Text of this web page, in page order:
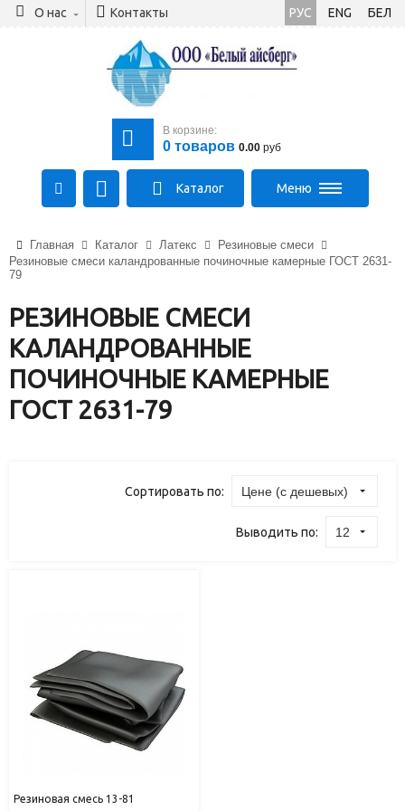
О нас Контакты РУС ENG БЕЛ
В корзине:
0 товаров 0.00 руб
+375 (29) 710-23-43
Каталог Меню
Главная Каталог Латекс
Резиновые смеси
Резиновые смеси каландрованные починочные камерные ГОСТ 2631-
79
РЕЗИНОВЫЕ СМЕСИ
КАЛАНДРОВАННЫЕ
ПОЧИНОЧНЫЕ КАМЕРНЫЕ
ГОСТ 2631-79
Сортировать по: Цене (с дешевых)
Выводить по: 12
Резиновая смесь 13-81